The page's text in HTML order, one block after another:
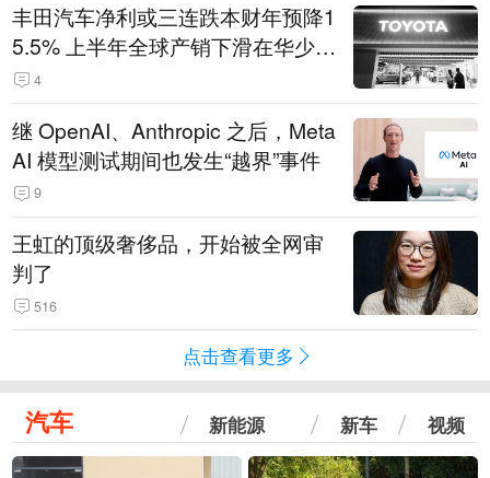
丰田汽车净利或三连跌本财年预降1
5.5% 上半年全球产销下滑在华少卖
14.3万辆
4
继 OpenAI、Anthropic 之后，Meta
AI 模型测试期间也发生“越界”事件
9
王虹的顶级奢侈品，开始被全网审
判了
516
点击查看更多
汽车 新能源 新车 视频